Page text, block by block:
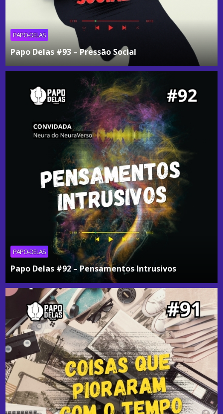
PAPO-DELAS
Papo Delas #93 – Pressão Social
PAPO-DELAS
Papo Delas #92 – Pensamentos Intrusivos